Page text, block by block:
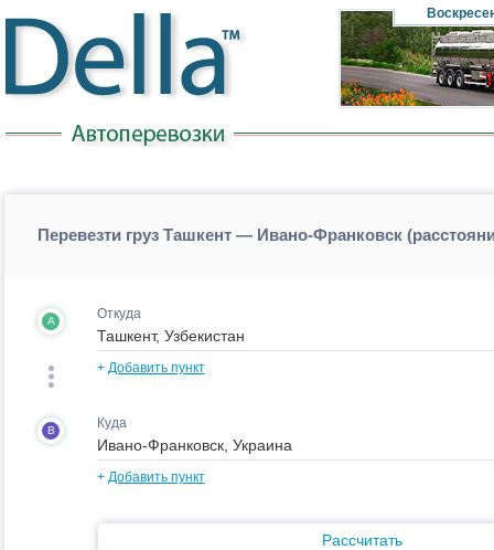
Перевезти груз Ташкент — Ивано-Франковск
A Откуда
+ Добавить пункт
B Куда
+ Добавить пункт
Рассчитать